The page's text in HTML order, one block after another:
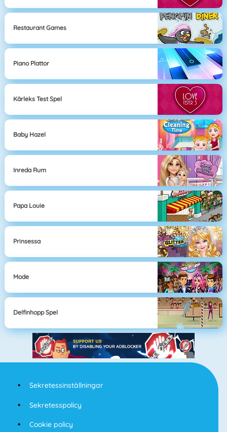
Restaurant Games
Piano Plattor
Kärleks Test Spel
Baby Hazel
Inreda Rum
Papa Louie
Prinsessa
Mode
Delfinhopp Spel
Sekretessinställningar
Sekretesspolicy
Cookie policy